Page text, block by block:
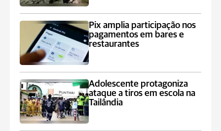
Pix amplia participação nos
pagamentos em bares e
restaurantes
Adolescente protagoniza
ataque a tiros em escola na
Tailândia